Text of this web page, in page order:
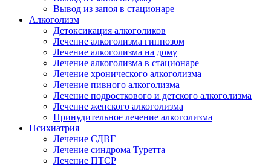
Вывод из запоя в стационаре
Алкоголизм
Детоксикация алкоголиков
Лечение алкоголизма гипнозом
Лечение алкоголизма на дому
Лечение алкоголизма в стационаре
Лечение хронического алкоголизма
Лечение пивного алкоголизма
Лечение подросткового и детского алкоголизма
Лечение женского алкоголизма
Принудительное лечение алкоголизма
Психиатрия
Лечение СДВГ
Лечение синдрома Туретта
Лечение ПТСР